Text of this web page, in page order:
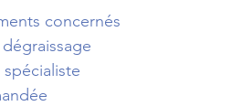
concernés